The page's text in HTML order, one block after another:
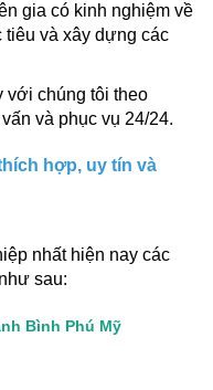
gia có kinh nghiệm về
tiêu và xây dựng các
với chúng tôi theo
và phục vụ 24/24.
hợp, uy tín và
nhất hiện nay các
sau:
Bình Phú Mỹ